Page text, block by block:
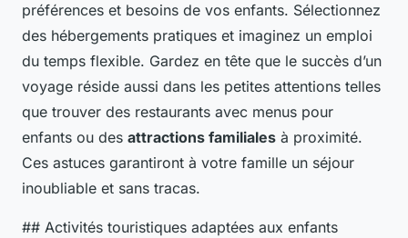
préférences et besoins de vos enfants. Sélectionnez
des hébergements pratiques et imaginez un emploi
du temps flexible. Gardez en tête que le succès d’un
voyage réside aussi dans les petites attentions telles
que trouver des restaurants avec menus pour
enfants ou des attractions familiales à proximité.
Ces astuces garantiront à votre famille un séjour
inoubliable et sans tracas.
## Activités touristiques adaptées aux enfants